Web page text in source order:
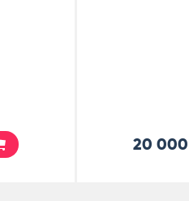
5 500 ₽